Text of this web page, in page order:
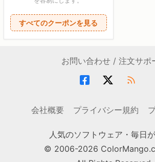
すべてのクーポンを見る
お問い合わせ / 注文サポ
会社概要 プライバシー規約
人気のソフトウェア・毎日
© 2006-2026